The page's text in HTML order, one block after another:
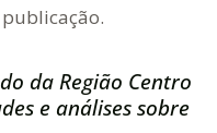
da Região Centro
e análises sobre